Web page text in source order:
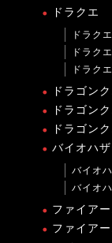
ドラクエ
ドラク
ドラク
ドラク
ドラゴン
ドラゴン
ドラゴン
バイオハザ
バイオ
バイオ
ファイア
ファイア